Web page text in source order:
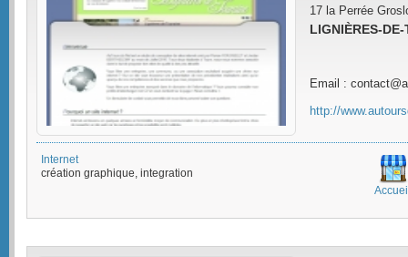
17 la Perrée
LIGNIÈRES-
Email :
http://
Internet
création graphique, integration